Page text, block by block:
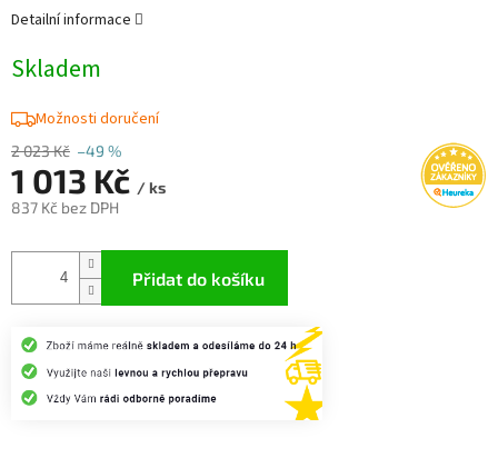
2 023 Kč –49 %
1 013 Kč / ks
837 Kč bez DPH
Skladem
Možnosti doručení
Přidat do košíku
Detailní informace